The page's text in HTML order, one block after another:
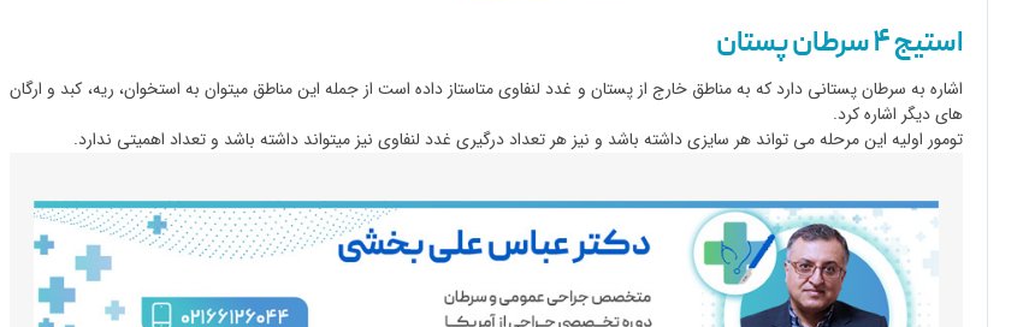
استیج ۴ سرطان پستان
اشاره به سرطان پستانی دارد که به مناطق خارج از پستان و غدد لنفاوی متاستاز داده است از جمله این مناطق میتوان به استخوان، ریه، کبد و ارگان
های دیگر اشاره کرد.
تومور اولیه این مرحله می تواند هر سایزی داشته باشد و نیز هر تعداد درگیری غدد لنفاوی نیز میتواند داشته باشد و تعداد اهمیتی ندارد.